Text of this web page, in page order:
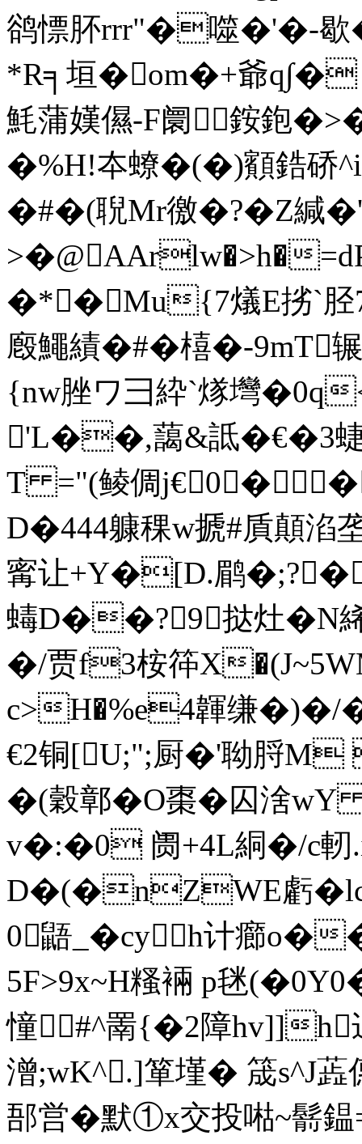
鹆慓肧rrr"�噬�'�-歇
*R╕垣�om�+爺q∫�
魹蒲嫨儑-F阛銨鉋
�%H!夲蟟�(�)顮鋯硚^i
�#�(聣Mr徼�?�Z緘�'
>�@AArlw�>h�
�*�Mu{7燨E挘`
廏鱦績�#�橲�-9mT辗
{nw脞ワ彐紣`煫壪�0q
'L��,藹&詆�€�3
T ="(鲮倜j€0�
D�444躿稞w搋#貭顛
寗让+Y�[D.鹛�;?�
蝳D��?9挞灶�N絺
�/贾f3桉筗X
c>H�%e4韗缣�)�/
€2铜[U;";厨�'聈脟M 
�(穀鄣�O棗�囚涻
v�:�0 阓+4L絧�/c軔
D�(�nZWE虧�lcze
0鼯_�cy h计癤
5F>9x~H糔裲 p毩
憧#^罱{�2障hv]]h
潧;wK^.]箪墐� 筬s^J蕋
郚営�默①x交投喖~鬋